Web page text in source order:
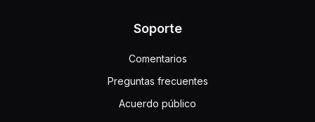
Soporte
Comentarios
Preguntas frecuentes
Acuerdo público